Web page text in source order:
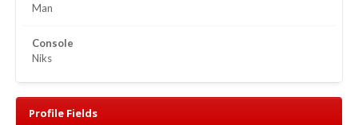
Man
Console
Niks
Profile Fields